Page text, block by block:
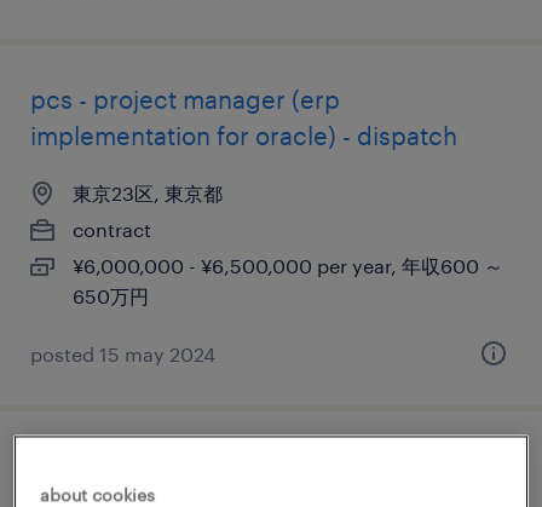
pcs - project manager (erp
implementation for oracle) - dispatch
東京23区, 東京都
contract
¥6,000,000 - ¥6,500,000 per year, 年収600 ～
650万円
posted 15 may 2024
about cookies